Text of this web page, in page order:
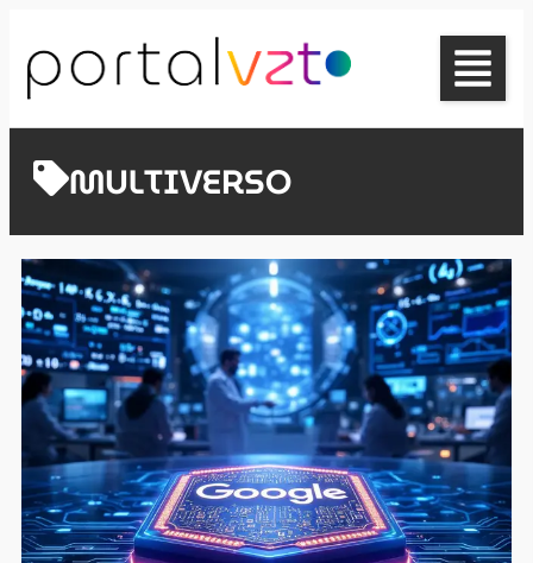
MULTIVERSO